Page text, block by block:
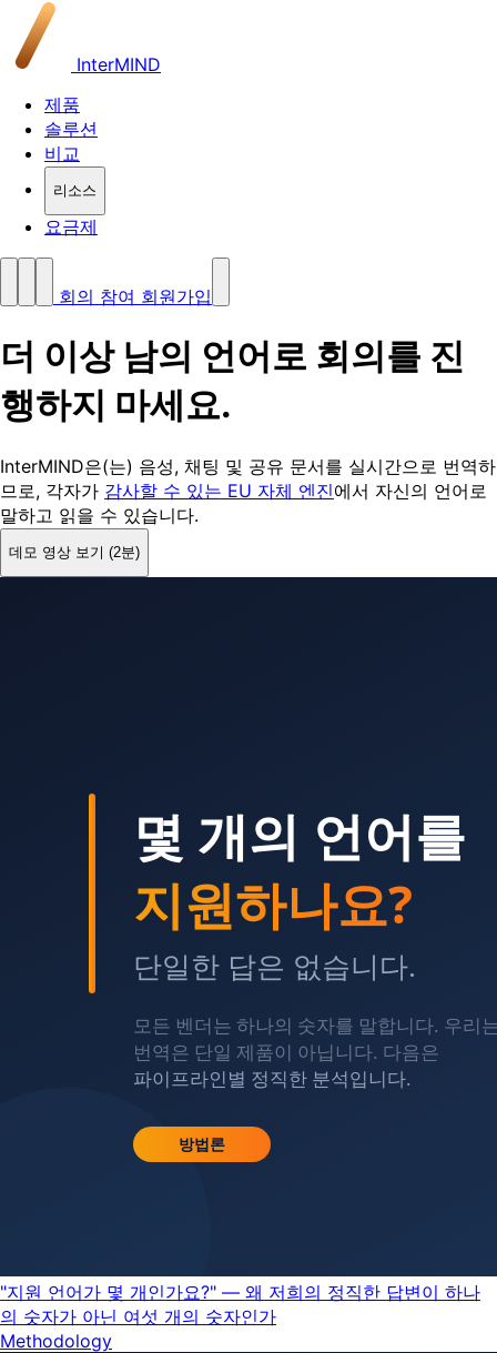
InterMIND
제품
솔루션
비교
리소스
요금제
회의 참여 회원가입
더 이상 남의 언어로 회의를 진
행하지 마세요.
InterMIND은(는) 음성, 채팅 및 공유 문서를 실시간으로 번역하
므로, 각자가 감사할 수 있는 EU 자체 엔진에서 자신의 언어로
말하고 읽을 수 있습니다.
데모 영상 보기 (2분)
"지원 언어가 몇 개인가요?" — 왜 저희의 정직한 답변이 하나
의 숫자가 아닌 여섯 개의 숫자인가
Methodology